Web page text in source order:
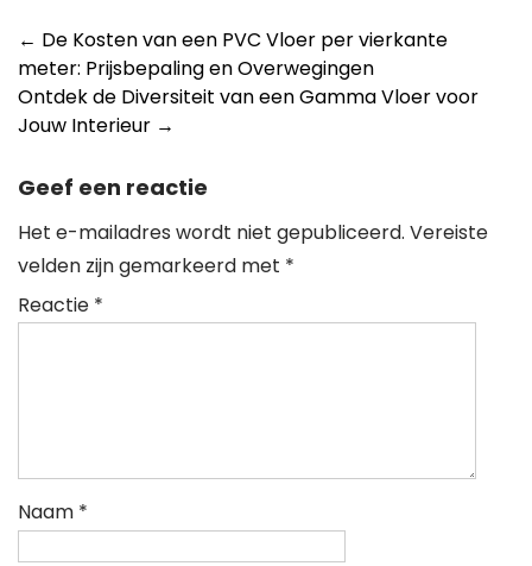
Berichtnavigatie
← De Kosten van een PVC Vloer per vierkante
meter: Prijsbepaling en Overwegingen
Ontdek de Diversiteit van een Gamma Vloer voor
Jouw Interieur →
Geef een reactie
Het e-mailadres wordt niet gepubliceerd. Vereiste
velden zijn gemarkeerd met *
Reactie *
Naam *